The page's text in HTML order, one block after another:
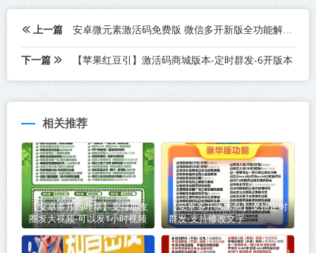
上一篇 安卓微元素激活码免费版 微信多开新版全功能解析
下一篇 【苹果红豆引】激活码商城版本-定时群发-6开版本
相关推荐
【安卓多开四叶草】支持朋友
圈发大视频-可以发1小时视频
【安卓多开啄木鸟】支持定时
群发-支持修改文字